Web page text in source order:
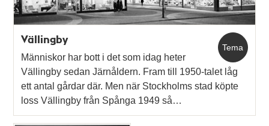
Tema
Vällingby
Människor har bott i det som idag heter
Vällingby sedan Järnåldern. Fram till 1950-talet låg
ett antal gårdar där. Men när Stockholms stad köpte
loss Vällingby från Spånga 1949 så…